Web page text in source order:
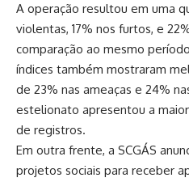
A operação resultou em uma
violentas, 17% nos furtos, e
comparação ao mesmo
índices também mostraram
de 23% nas ameaças e 24%
estelionato apresentou a
de registros.
Em outra frente, a SCGÁS
projetos sociais para receber